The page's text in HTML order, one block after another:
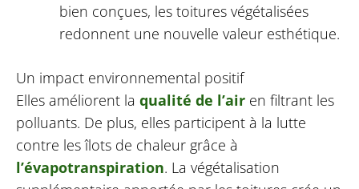
bien conçues, les toitures végétalisées
redonnent une nouvelle valeur esthétique.
Un impact environnemental positif
Elles améliorent la qualité de l’air en filtrant les
polluants. De plus, elles participent à la lutte
contre les îlots de chaleur grâce à
l’évapotranspiration. La végétalisation